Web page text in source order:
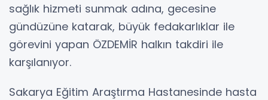
sağlık hizmeti sunmak adına, gecesine
gündüzüne katarak, büyük fedakarlıklar ile
görevini yapan ÖZDEMİR halkın takdiri ile
karşılanıyor.
Sakarya Eğitim Araştırma Hastanesinde hasta